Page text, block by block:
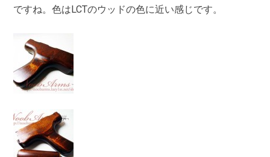
ですね。色はLCTのウッドの色に近い感じです。